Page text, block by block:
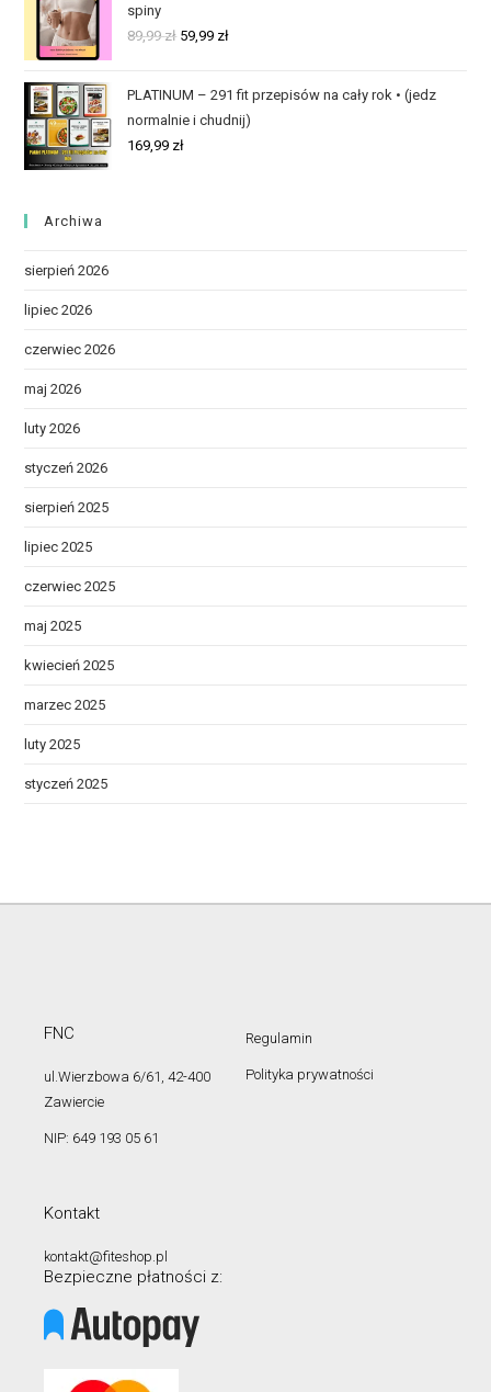
spiny
89,99zł 59,99 zł
PLATINUM – 291 fit przepisów na cały rok • (jedz
normalnie i chudnij)
169,99 zł
Archiwa
sierpień 2026
lipiec 2026
czerwiec 2026
maj 2026
luty 2026
styczeń 2026
sierpień 2025
lipiec 2025
czerwiec 2025
maj 2025
kwiecień 2025
marzec 2025
luty 2025
styczeń 2025
FNC
ul.Wierzbowa 6/61, 42-400
Zawiercie
NIP: 649 193 05 61
Regulamin
Polityka prywatności
Kontakt
kontakt@fiteshop.pl
Bezpieczne płatności z: